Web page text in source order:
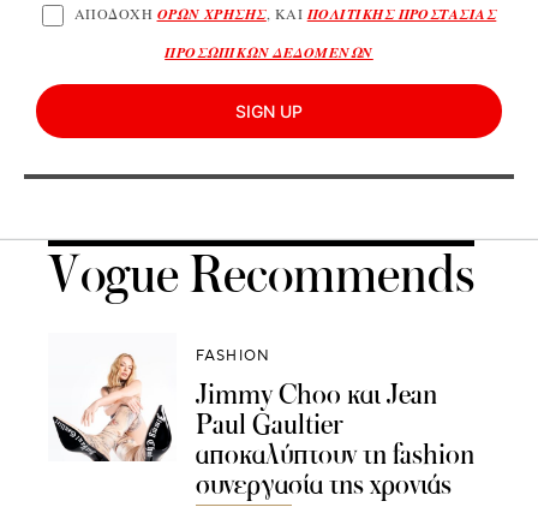
ΑΠΟΔΟΧΗ ΟΡΩΝ ΧΡΗΣΗΣ, ΚΑΙΠΟΛΙΤΙΚΗΣ ΠΡΟΣΤΑΣΙΑΣ
ΠΡΟΣΩΠΙΚΩΝ ΔΕΔΟΜΕΝΩΝ
SIGN UP
Vogue Recommends
FASHION
Jimmy Choo και Jean
Paul Gaultier
αποκαλύπτουν τη fashion
συνεργασία της χρονιάς